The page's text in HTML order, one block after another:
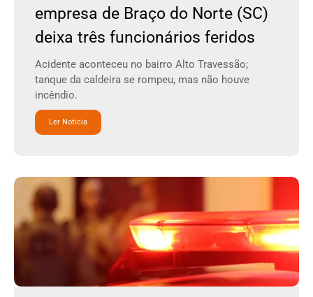
empresa de Braço do Norte (SC)
deixa três funcionários feridos
Acidente aconteceu no bairro Alto Travessão;
tanque da caldeira se rompeu, mas não houve
incêndio.
Ler Noticia